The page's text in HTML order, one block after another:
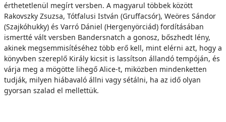
érthetetlenül megírt versben. A magyarul többek között
Rakovszky Zsuzsa, Tótfalusi István (Gruffacsór), Weöres Sándor
(Szajkóhukky) és Varró Dániel (Hergenyörciád) fordításában
ismertté vált versben Bandersnatch a gonosz, bőszhedt lény,
akinek megsemmisítéséhez több erő kell, mint elérni azt, hogy a
könyvben szereplő Király kicsit is lassítson állandó tempóján, és
várja meg a mögötte lihegő Alice-t, miközben mindenketten
tudják, milyen hiábavaló állni vagy sétálni, ha az idő olyan
gyorsan szalad el mellettük.